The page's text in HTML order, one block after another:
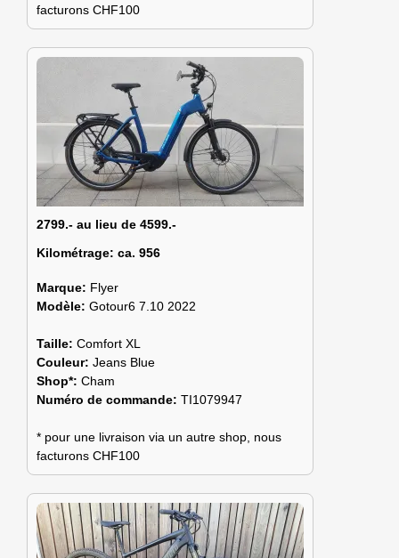
facturons CHF100
2799.- au lieu de 4599.-
Kilométrage: ca. 956
Marque: Flyer
Modèle: Gotour6 7.10 2022
Taille: Comfort XL
Couleur: Jeans Blue
Shop*: Cham
Numéro de commande: TI1079947
* pour une livraison via un autre shop, nous
facturons CHF100